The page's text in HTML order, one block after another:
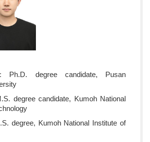
Ph.D. degree candidate, Pusan
degree candidate, Kumoh National
degree, Kumoh National Institute of